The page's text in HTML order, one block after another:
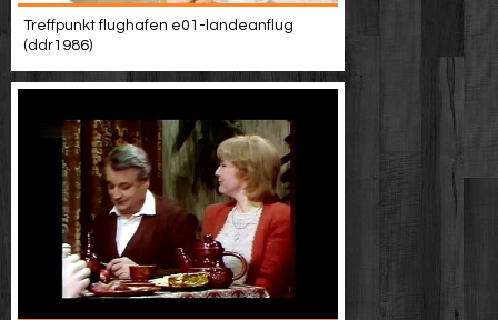
Treffpunkt flughafen e01-landeanflug
(ddr1986)